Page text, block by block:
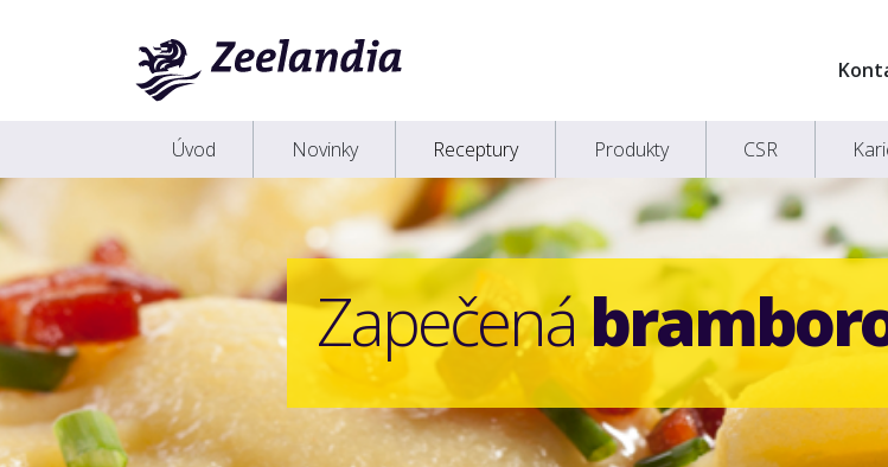
Úvod Novinky Receptury Produkty CSR
Zapečená